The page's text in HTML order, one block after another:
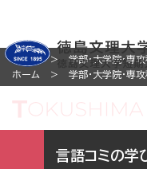
ホーム 学部・大学院・専
ホーム
学部・大学院・専
言語コミの学